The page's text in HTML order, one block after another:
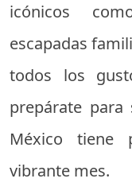
icónicos
escapadas
todos los
prepárate
México tiene
vibrante mes.